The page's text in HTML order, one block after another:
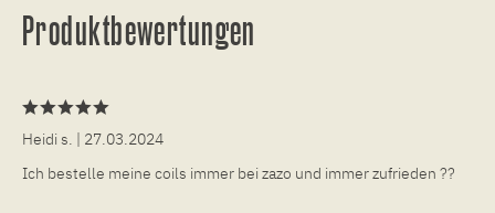
Produktbewertungen
Heidi s. | 27.03.2024
Ich bestelle meine coils immer bei zazo und immer zufrieden ??